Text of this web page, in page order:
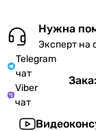
Нужна
Эксперт на
Telegram
чат
Viber
чат